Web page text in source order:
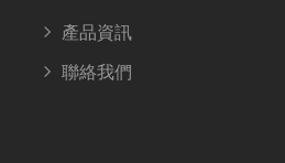
產品資訊
聯絡我們